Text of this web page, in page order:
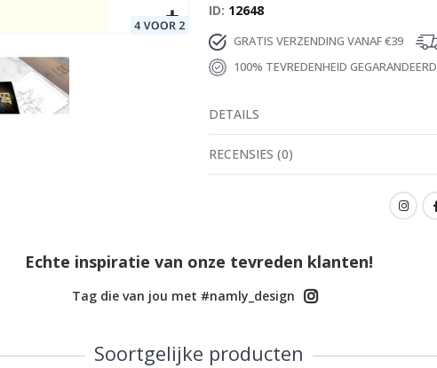
ID 12648
GRATIS VERZENDING VANAF €39
100% TEVREDENHEID GEGARANDEERD
DETAILS
RECENSIES (0)
Echte inspiratie van onze tevreden klanten!
Tag die van jou met #namly_design
Soortgelijke producten